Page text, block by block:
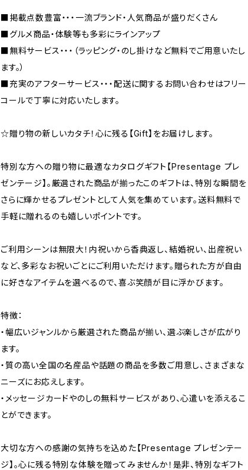
■掲載点数豊富・・・一流ブランド・人気商品が盛りだくさん
■グルメ商品・体験等も多彩にラインアップ
■無料サービス・・・（ラッピング・のし掛けなど無料でご用意いたし
ます。）
■充実のアフターサービス・・・配送に関するお問い合わせはフリー
コールで丁寧に対応いたします。
☆贈り物の新しいカタチ！心に残る【Gift】をお届けします。
特別な方への贈り物に最適なカタログギフト【Presentage プレ
ゼンテージ】。厳選された商品が揃ったこのギフトは、特別な瞬間を
さらに輝かせるプレゼントとして人気を集めています。送料無料で
手軽に贈れるのも嬉しいポイントです。
ご利用シーンは無限大！内祝いから香典返し、結婚祝い、出産祝い
など、多彩なお祝いごとにご利用いただけます。贈られた方が自由
に好きなアイテムを選べるので、喜ぶ笑顔が目に浮かびます。
特徴：
・幅広いジャンルから厳選された商品が揃い、選ぶ楽しさが広がり
ます。
・質の高い全国の名産品や話題の商品を多数ご用意し、さまざまな
ニーズにお応えします。
・メッセージカードやのしの無料サービスがあり、心遣いを添えるこ
とができます。
大切な方への感謝の気持ちを込めた【Presentage プレゼンテー
ジ】。心に残る特別な体験を贈ってみませんか！是非、特別なギフト